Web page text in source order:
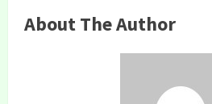
About The Author